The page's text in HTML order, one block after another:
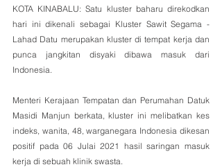
KOTA KINABALU: Satu kluster baharu direkodkan
hari ini dikenali sebagai Kluster Sawit Segama -
Lahad Datu merupakan kluster di tempat kerja dan
punca jangkitan disyaki dibawa masuk dari
Indonesia.
Menteri Kerajaan Tempatan dan Perumahan Datuk
Masidi Manjun berkata, kluster ini melibatkan kes
indeks, wanita, 48, warganegara Indonesia dikesan
positif pada 06 Julai 2021 hasil saringan masuk
kerja di sebuah klinik swasta.